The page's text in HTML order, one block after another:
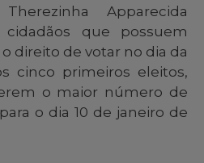
Apparecida
que possuem
direito de votar no dia da
cinco primeiros eleitos,
o maior número de
o dia 10 de janeiro de